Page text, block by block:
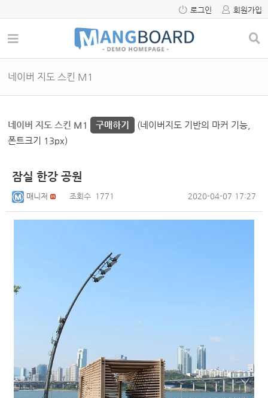
로그인 회원가입
네이버 지도 스킨 M1
네이버 지도 스킨 M1 구매하기
(네이버지도 기반의 마커 기능,
폰트크기 13px)
잠실 한강 공원
매니저 조회수 1771 2020-04-07 17:27